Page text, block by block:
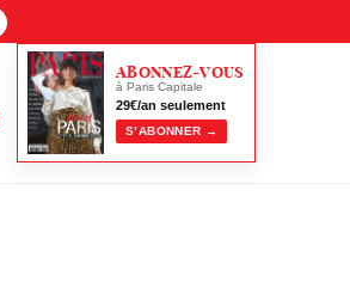
ABONNEZ-VOUS
à Paris Capitale
29€/an seulement
S’ABONNER →